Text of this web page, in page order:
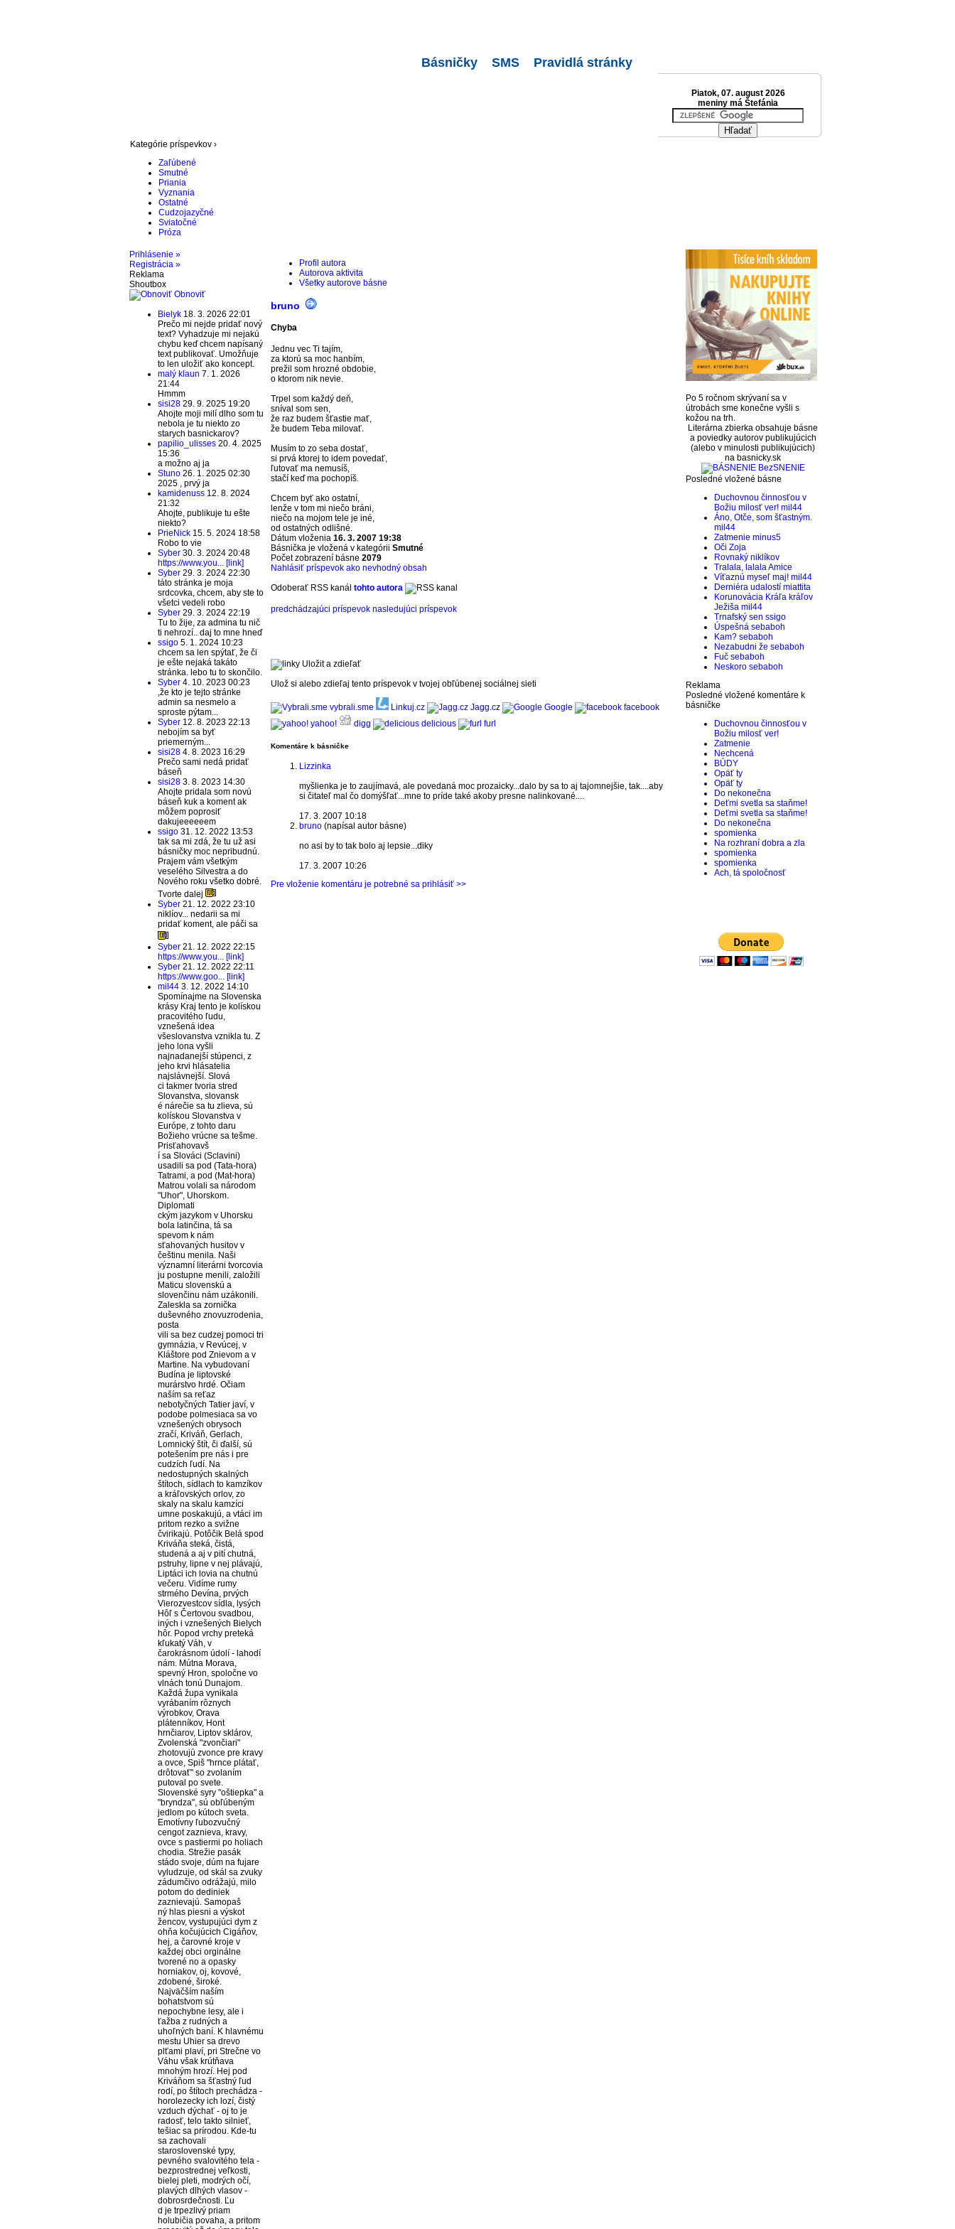
Básničky SMS Pravidlá stránky
Piatok, 07. august 2026
meniny má Štefánia
Kategórie príspevkov ›
Zaľúbené
Smutné
Priania
Vyznania
Ostatné
Cudzojazyčné
Sviatočné
Próza
Prihlásenie »
Registrácia »
Reklama
Shoutbox
Obnoviť
Bielyk 18. 3. 2026 22:01
Prečo mi nejde pridať nový
text? Vyhadzuje mi nejakú
chybu keď chcem napísaný
text publikovať. Umožňuje
to len uložiť ako koncept.
malý klaun 7. 1. 2026
21:44
Hmmm
sisi28 29. 9. 2025 19:20
Ahojte moji milí dlho som tu
nebola je tu niekto zo
starych basnickarov?
papilio_ulisses 20. 4. 2025
15:36
a možno aj ja
Stuno 26. 1. 2025 02:30
2025 , prvý ja
kamidenuss 12. 8. 2024
21:32
Ahojte, publikuje tu ešte
niekto?
PrieNick 15. 5. 2024 18:58
Robo to vie
Syber 30. 3. 2024 20:48
https://www.you... [link]
Syber 29. 3. 2024 22:30
táto stránka je moja
srdcovka, chcem, aby ste to
všetci vedeli robo
Syber 29. 3. 2024 22:19
Tu to žije, za admina tu nič
ti nehrozí.. daj to mne hneď
ssigo 5. 1. 2024 10:23
chcem sa len spýtať, že či
je ešte nejaká takáto
stránka. lebo tu to skončilo.
Syber 4. 10. 2023 00:23
,že kto je tejto stránke
admin sa nesmelo a
sproste pýtam...
Syber 12. 8. 2023 22:13
nebojím sa byť
priemerným...
sisi28 4. 8. 2023 16:29
Prečo sami nedá pridať
báseň
sisi28 3. 8. 2023 14:30
Ahojte pridala som novú
báseň kuk a koment ak
môžem poprosiť
dakujeeeeeem
ssigo 31. 12. 2022 13:53
tak sa mi zdá, že tu už asi
básničky moc nepribudnú.
Prajem vám všetkým
veselého Silvestra a do
Nového roku všetko dobré.
Tvorte dalej
Syber 21. 12. 2022 23:10
niklíov... nedarii sa mi
pridať koment, ale páči sa
Syber 21. 12. 2022 22:15
https://www.you... [link]
Syber 21. 12. 2022 22:11
https://www.goo... [link]
mil44 3. 12. 2022 14:10
Spomínajme na Slovenska
krásy Kraj tento je kolískou
pracovitého ľudu,
vznešená idea
všeslovanstva vznikla tu. Z
jeho lona vyšli
najnadanejší stúpenci, z
jeho krvi hlásatelia
najslávnejší. Slová
ci takmer tvoria stred
Slovanstva, slovansk
é nárečie sa tu zlieva, sú
kolískou Slovanstva v
Európe, z tohto daru
Božieho vrúcne sa tešme.
Prisťahovavš
í sa Slováci (Sclavini)
usadili sa pod (Tata-hora)
Tatrami, a pod (Mat-hora)
Matrou volali sa národom
"Uhor", Uhorskom.
Diplomati
ckým jazykom v Uhorsku
bola latinčina, tá sa
spevom k nám
sťahovaných husitov v
češtinu menila. Naši
významní literárni tvorcovia
ju postupne menili, založili
Maticu slovenskú a
slovenčinu nám uzákonili.
Zaleskla sa zornička
duševného znovuzrodenia,
posta
vili sa bez cudzej pomoci tri
gymnázia, v Revúcej, v
Kláštore pod Znievom a v
Martine. Na vybudovaní
Budína je liptovské
murárstvo hrdé. Očiam
naším sa reťaz
nebotyčných Tatier javí, v
podobe polmesiaca sa vo
vznešených obrysoch
zračí, Kriváň, Gerlach,
Lomnický štít, či ďalší, sú
potešením pre nás i pre
cudzích ľudí. Na
nedostupných skalných
štítoch, sídlach to kamzíkov
a kráľovských orlov, zo
skaly na skalu kamzíci
umne poskakujú, a vtáci im
pritom rezko a svižne
čvirikajú. Potôčik Belá spod
Kriváňa steká, čistá,
studená a aj v pití chutná,
pstruhy, lipne v nej plávajú,
Liptáci ich lovia na chutnú
večeru. Vidíme rumy
strmého Devína, prvých
Vierozvestcov sídla, lysých
Hôľ s Čertovou svadbou,
iných i vznešených Bielych
hôr. Popod vrchy preteká
kľukatý Váh, v
čarokrásnom údolí - lahodí
nám. Mútna Morava,
spevný Hron, spoločne vo
vlnách tonú Dunajom.
Každá župa vynikala
vyrábaním rôznych
výrobkov, Orava
plátenníkov, Hont
hrnčiarov, Liptov sklárov,
Zvolenská "zvončiari"
zhotovujú zvonce pre kravy
a ovce, Spiš "hrnce plátať,
drôtovať" so zvolaním
putoval po svete.
Slovenské syry "oštiepka" a
"bryndza", sú obľúbeným
jedlom po kútoch sveta.
Emotívny ľubozvučný
cengot zaznieva, kravy,
ovce s pastiermi po holiach
chodia. Strežie pasák
stádo svoje, dúm na fujare
vyludzuje, od skál sa zvuky
zádumčivo odrážajú, milo
potom do dediniek
zaznievajú. Samopaš
ný hlas piesni a výskot
žencov, vystupujúci dym z
ohňa kočujúcich Cigáňov,
hej, a čarovné kroje v
každej obci orginálne
tvorené no a opasky
horniakov, oj, kovové,
zdobené, široké.
Najväčším naším
bohatstvom sú
nepochybne lesy, ale i
ťažba z rudných a
uhoľných baní. K hlavnému
mestu Uhier sa drevo
plťami plaví, pri Strečne vo
Váhu však krútňava
mnohým hrozí. Hej pod
Kriváňom sa šťastný ľud
rodí, po štítoch prechádza -
horolezecky ich lozí, čistý
vzduch dýchať - oj to je
radosť, telo takto silnieť,
tešiac sa prírodou. Kde-tu
sa zachovali
staroslovenské typy,
pevného svalovitého tela -
bezprostrednej veľkosti,
bielej pleti, modrých očí,
plavých dlhých vlasov -
dobrosrdečnosti. Ľu
d je trpezlivý priam
holubičia povaha, a pritom
Profil autora
Autorova aktivita
Všetky autorove básne
bruno
Chyba
Jednu vec Ti tajím,
za ktorú sa moc hanbím,
prežil som hrozné obdobie,
o ktorom nik nevie.
Trpel som každý deň,
sníval som sen,
že raz budem šťastie mať,
že budem Teba milovať.
Musím to zo seba dostať,
si prvá ktorej to idem povedať,
ľutovať ma nemusíš,
stačí keď ma pochopíš.
Chcem byť ako ostatní,
lenže v tom mi niečo bráni,
niečo na mojom tele je iné,
od ostatných odlišné.
Dátum vloženia 16. 3. 2007 19:38
Básnička je vložená v kategórii Smutné
Počet zobrazení básne 2079
Nahlásiť príspevok ako nevhodný obsah
Odoberať RSS kanál tohto autora
predchádzajúci príspevok nasledujúci príspevok
Uložit a zdieľať
Ulož si alebo zdieľaj tento príspevok v tvojej obľúbenej sociálnej sieti
vybrali.sme Linkuj.cz Jagg.cz Google
facebook
yahoo!
digg delicious furl
Komentáre k básničke
Lizzinka
myšlienka je to zaujímavá, ale povedaná moc prozaicky...dalo by sa to aj tajomnejšie, tak....aby
si čitateľ mal čo domýšľať...mne to príde také akoby presne nalinkované....
17. 3. 2007 10:18
bruno (napísal autor básne)
no asi by to tak bolo aj lepsie...diky
17. 3. 2007 10:26
Pre vloženie komentáru je potrebné sa prihlásiť >>
Po 5 ročnom skrývaní sa v
útrobách sme konečne vyšli s
kožou na trh.
Literárna zbierka obsahuje básne
a poviedky autorov publikujúcich
(alebo v minulosti publikujúcich)
na basnicky.sk
Posledné vložené básne
Duchovnou činnosťou v
Božiu milosť ver! mil44
Áno, Otče, som šťastným.
mil44
Zatmenie minus5
Oči Zoja
Rovnaký niklíkov
Tralala, lalalaAmice
Víťaznú myseľ maj! mil44
Derniéra udalostí miattita
Korunovácia Kráľa kráľov
Ježiša mil44
Trnafský sen ssigo
Úspešná sebaboh
Kam? sebaboh
Nezabudni že sebaboh
Fuč sebaboh
Neskoro sebaboh
Reklama
Posledné vložené komentáre k
básničke
Duchovnou činnosťou v
Božiu milosť ver!
Zatmenie
Nechcená
BÚDY
Opäť ty
Opäť ty
Do nekonečna
Deťmi svetla sa staňme!
Deťmi svetla sa staňme!
Do nekonečna
spomienka
Na rozhraní dobra a zla
spomienka
spomienka
Ach, tá spoločnosť